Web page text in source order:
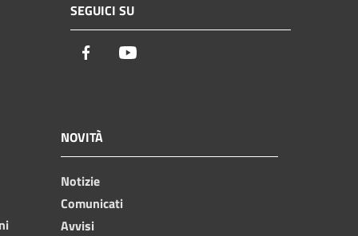
SEGUICI SU
Facebook
NOVITÀ
Notizie
Comunicati
Avvisi